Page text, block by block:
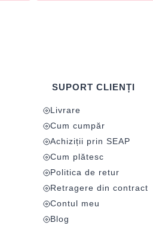
SUPORT CLIENȚI
Livrare
Cum cumpăr
Achiziții prin SEAP
Cum plătesc
Politica de retur
Retragere din contract
Contul meu
Blog